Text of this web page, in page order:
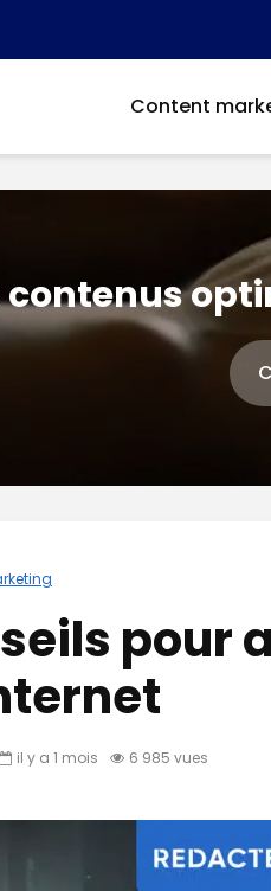
Content
contenus
pour
il y a 1 mois 6 985 vues